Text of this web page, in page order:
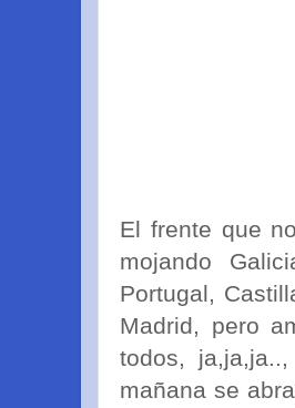
El frente que
mojando
Portugal,
Madrid, pero
todos,
mañana se